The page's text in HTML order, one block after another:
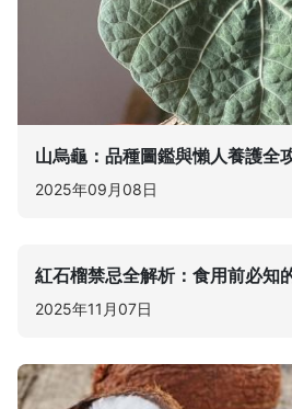
山烏龜：品種圖鑑與懶人養護全
2025年09月08日
紅石榴禁忌全解析：食用前必知
2025年11月07日